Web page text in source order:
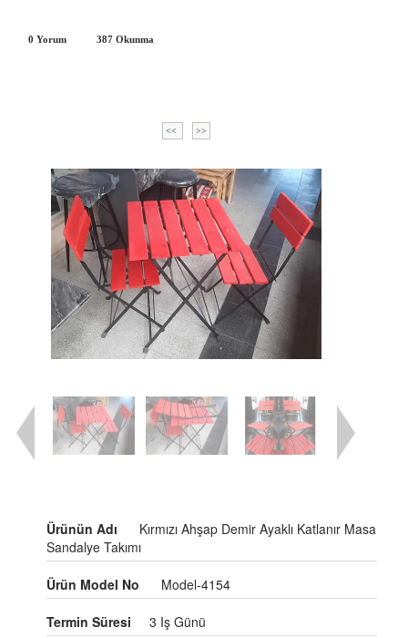
0 Yorum 387 Okunma
<< >>
Ürünün Adı
Kırmızı Ahşap Demir Ayaklı Katlanır Masa
Sandalye Takımı
Ürün Model No Model-4154
Termin Süresi 3 Iş Günü